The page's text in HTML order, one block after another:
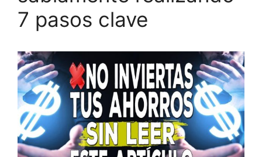
7 pasos clave